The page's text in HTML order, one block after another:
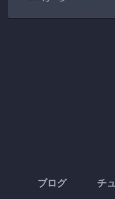
ブログ チ